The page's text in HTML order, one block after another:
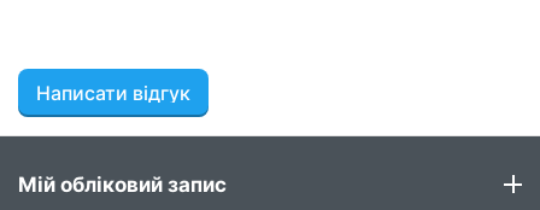
Написати відгук
Мій обліковий запис